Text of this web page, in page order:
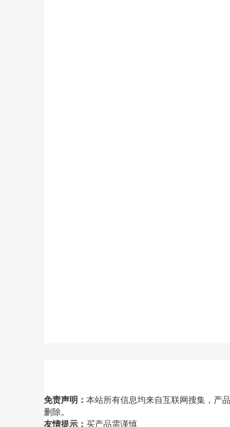
免责声明： 本站所有信息均来自互联网搜集，产
删除。
友情提示： 买产品需谨慎